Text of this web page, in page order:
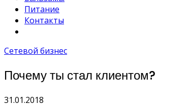
Питание
Контакты
Сетевой бизнес
Почему ты стал клиентом?
31.01.2018